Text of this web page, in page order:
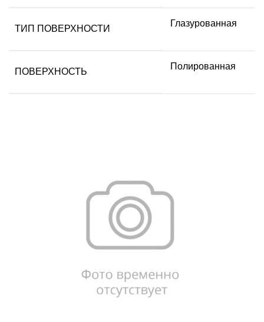
ТИП ПОВЕРХНОСТИ
Глазурованная
ПОВЕРХНОСТЬ
Полированная